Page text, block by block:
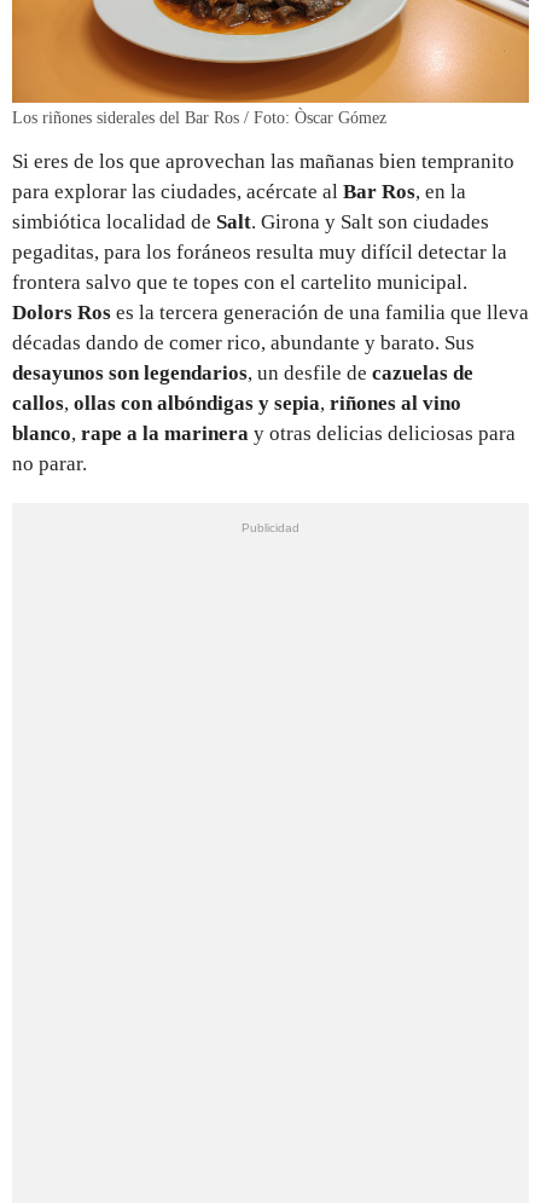
Los riñones siderales del Bar Ros / Foto: Òscar Gómez
Si eres de los que aprovechan las mañanas bien tempranito
para explorar las ciudades, acércate al Bar Ros, en la
simbiótica localidad de Salt. Girona y Salt son ciudades
pegaditas, para los foráneos resulta muy difícil detectar la
frontera salvo que te topes con el cartelito municipal.
Dolors Ros es la tercera generación de una familia que lleva
décadas dando de comer rico, abundante y barato. Sus
desayunos son legendarios, un desfile de cazuelas de
callos, ollas con albóndigas y sepia, riñones al vino
blanco, rape a la marinera y otras delicias deliciosas para
no parar.